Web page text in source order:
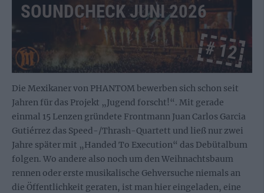
SOUNDCHECK JUNI 2026
# 12
Die Mexikaner von PHANTOM bewerben sich schon seit
Jahren für das Projekt „Jugend forscht!“. Mit gerade
einmal 15 Lenzen gründete Frontmann Juan Carlos Garcia
Gutiérrez das Speed-/Thrash-Quartett und ließ nur zwei
Jahre später mit „Handed To Execution“ das Debütalbum
folgen. Wo andere also noch um den Weihnachtsbaum
rennen oder erste musikalische Gehversuche niemals an
die Öffentlichkeit geraten, ist man hier eingeladen, eine